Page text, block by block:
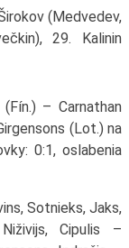
(Medvedev,
29. Kalinin
– Carnathan
(Lot.) na
0:1, oslabenia
Sotnieks, Jaks,
Cipulis –